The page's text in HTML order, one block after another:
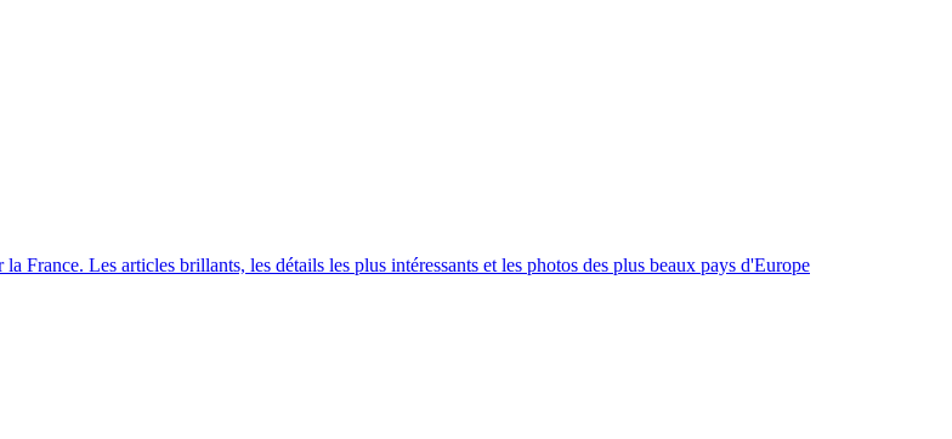
France. Les articles brillants, les détails les plus intéressants et les photos des plus beaux pays d'Europe